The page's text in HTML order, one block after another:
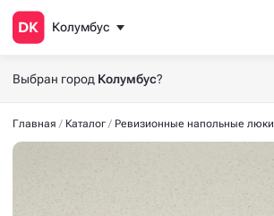
Колумбус
Выбран город Колумбус?
Главная Каталог Ревизионные напольные люки